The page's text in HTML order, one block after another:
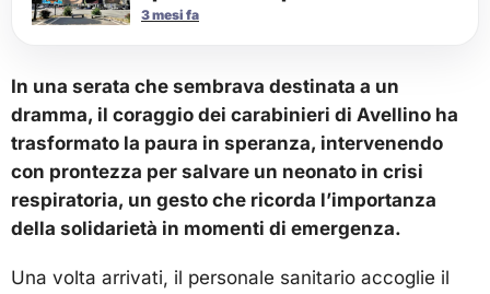
3 mesi fa
In una serata che sembrava destinata a un
dramma, il coraggio dei carabinieri di Avellino ha
trasformato la paura in speranza, intervenendo
con prontezza per salvare un neonato in crisi
respiratoria, un gesto che ricorda l’importanza
della solidarietà in momenti di emergenza.
Una volta arrivati, il personale sanitario accoglie il